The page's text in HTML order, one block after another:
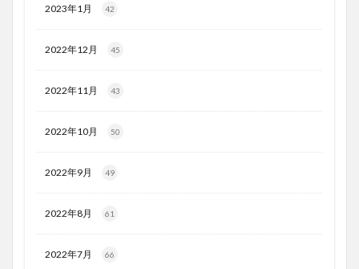
2023年1月 42
2022年12月 45
2022年11月 43
2022年10月 50
2022年9月 49
2022年8月 61
2022年7月 66